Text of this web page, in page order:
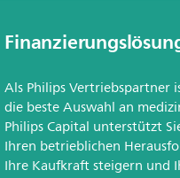
Als Philips Vertriebspartner
die beste Auswahl an
Philips Capital unterstützt
Ihren betrieblichen
Ihre Kaufkraft steigern und